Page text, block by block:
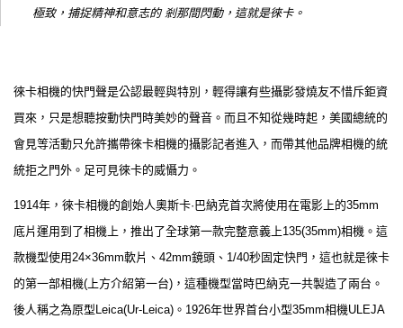
極致，捕捉精神和意志的 剎那間閃動，這就是徠卡。
徠卡相機的快門聲是公認最輕與特別，輕得讓有些攝影發燒友不惜斥鉅資
買來，只是想聽按動快門時美妙的聲音。而且不知從幾時起，美國總統的
會見等活動只允許攜帶徠卡相機的攝影記者進入，而帶其他品牌相機的統
統拒之門外。足可見徠卡的威懾力。
1914年，徠卡相機的創始人奧斯卡·巴納克首次將使用在電影上的35mm
底片運用到了相機上，推出了全球第一款完整意義上135(35mm)相機。這
款機型使用24×36mm軟片、42mm鏡頭、1/40秒固定快門，這也就是徠卡
的第一部相機(上方介紹第一台)，這種機型當時巴納克一共製造了兩台。
後人稱之為原型Leica(Ur-Leica)。1926年世界首台小型35mm相機ULEJA